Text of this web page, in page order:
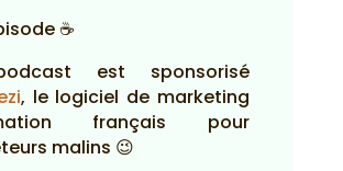
☕
est sponsorisé
, le logiciel de marketing
français pour
malins 😉